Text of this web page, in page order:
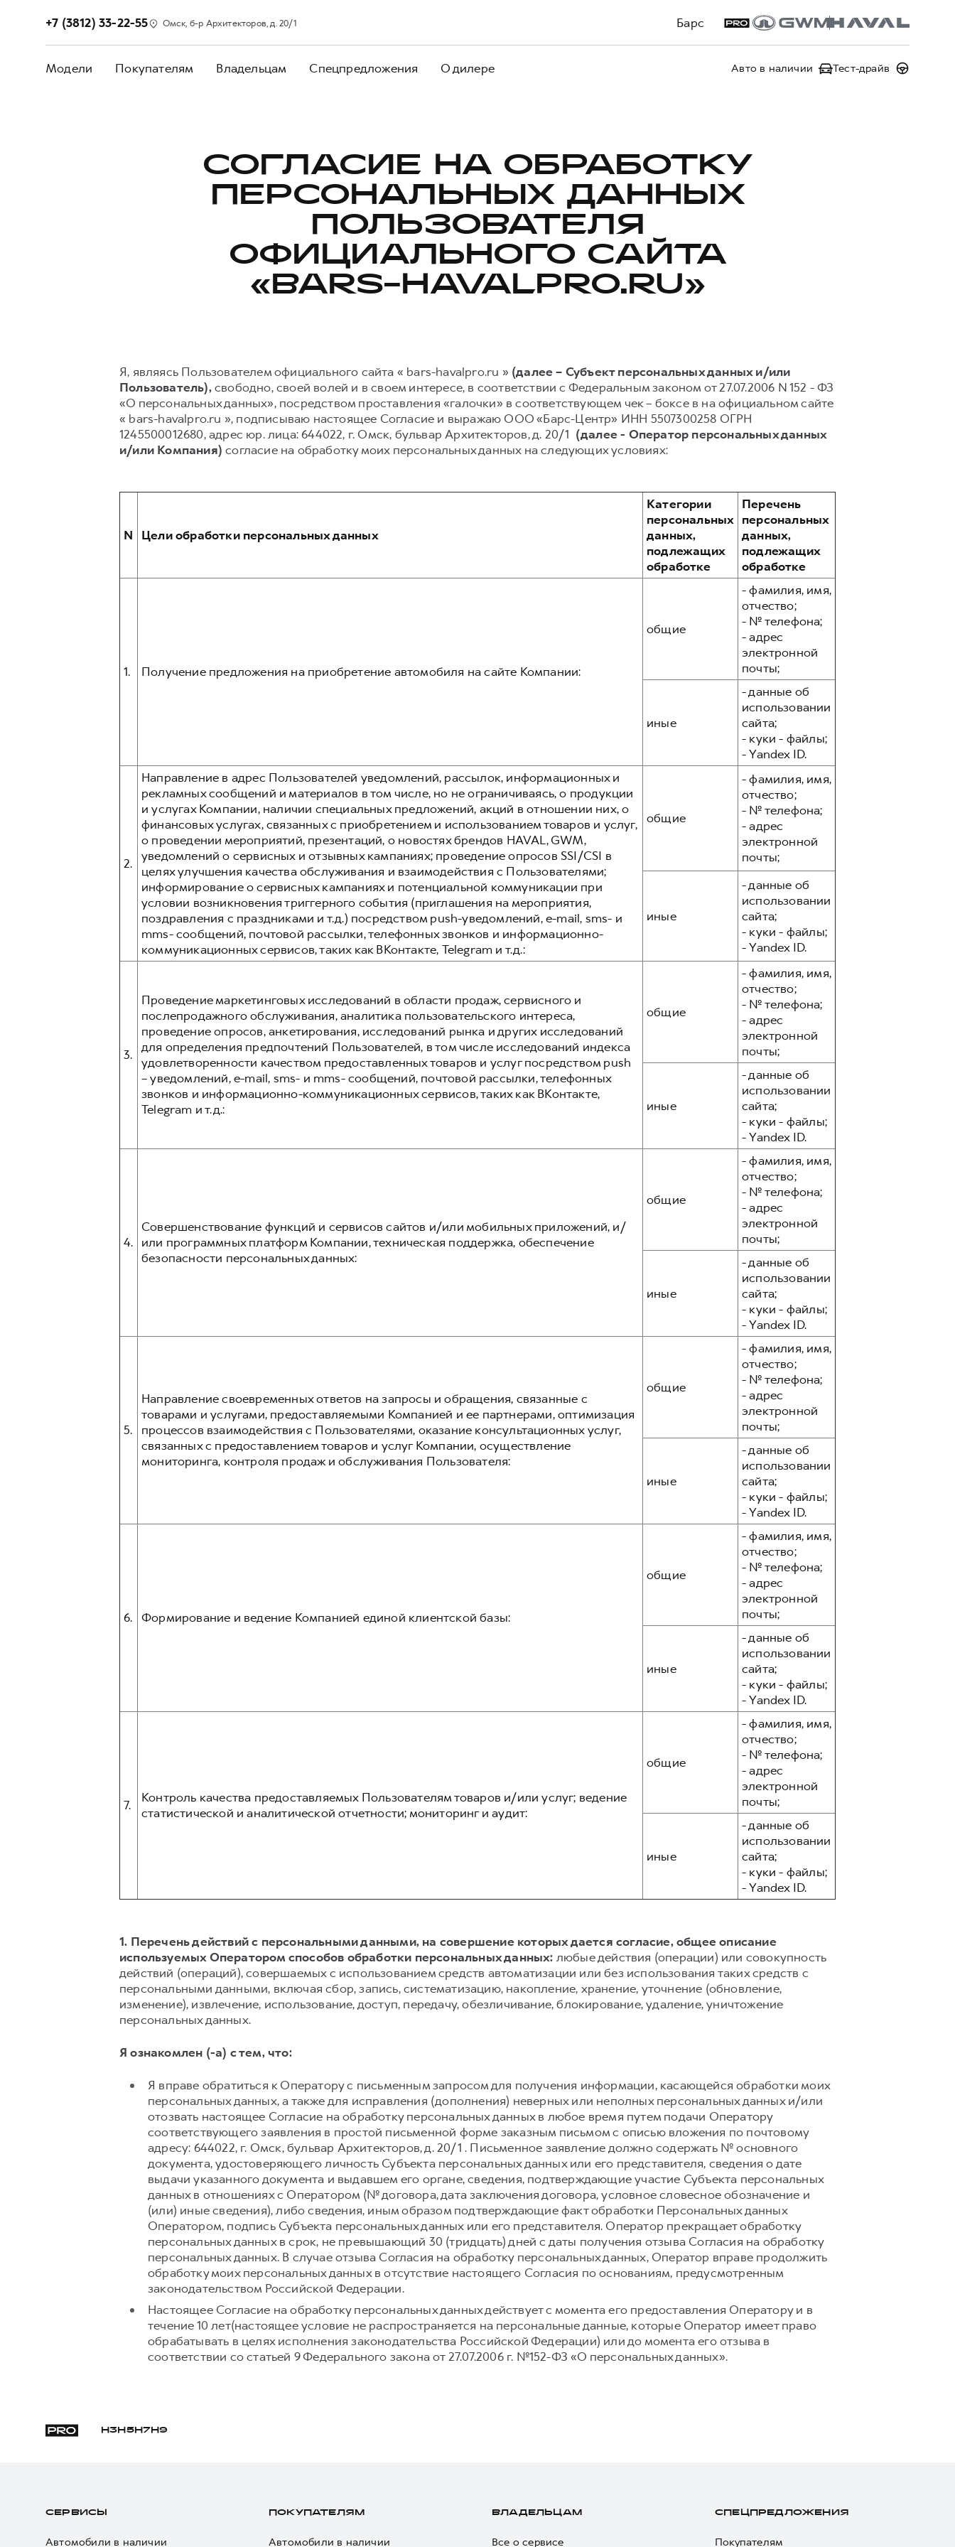
Барс
+7 (3812) 33-22-55 Омск, б-р Архитекторов, д. 20/1
Модели Покупателям Владельцам Спецпредложения О дилере Авто в наличии Тест-драйв
СОГЛАСИЕ НА ОБРАБОТКУ
ПЕРСОНАЛЬНЫХ ДАННЫХ
ПОЛЬЗОВАТЕЛЯ
ОФИЦИАЛЬНОГО САЙТА
«BARS-HAVALPRO.RU»
Я, являясь Пользователем официального сайта « bars-havalpro.ru » (далее – Субъект персональных данных и/или
Пользователь),свободно, своей волей и в своем интересе, в соответствии с Федеральным законом от 27.07.2006 N 152 - ФЗ
«О персональных данных», посредством проставления «галочки» в соответствующем чек – боксе в на официальном сайте
« bars-havalpro.ru », подписываю настоящее Согласие и выражаю ООО «Барс-Центр» ИНН 5507300258 ОГРН
1245500012680, адрес юр. лица: 644022, г. Омск, бульвар Архитекторов, д. 20/1 (далее - Оператор персональных данных
и/или Компания) согласие на обработку моих персональных данных на следующих условиях:
N Цели обработки персональных данных
Категории
персональных
данных,
подлежащих
обработке
Перечень
персональных
данных,
подлежащих
обработке
1. Получение предложения на приобретение автомобиля на сайте Компании:
общие
- фамилия, имя,
отчество;
- № телефона;
- адрес
электронной
почты;
иные
- данные об
использовании
сайта;
- куки - файлы;
- Yandex ID.
2.
Направление в адрес Пользователей уведомлений, рассылок, информационных и
рекламных сообщений и материалов в том числе, но не ограничиваясь, о продукции
и услугах Компании, наличии специальных предложений, акций в отношении них, о
финансовых услугах, связанных с приобретением и использованием товаров и услуг,
о проведении мероприятий, презентаций, о новостях брендов HAVAL, GWM,
уведомлений о сервисных и отзывных кампаниях; проведение опросов SSI/CSI в
целях улучшения качества обслуживания и взаимодействия с Пользователями;
информирование о сервисных кампаниях и потенциальной коммуникации при
условии возникновения триггерного события (приглашения на мероприятия,
поздравления с праздниками и т.д.) посредством push-уведомлений, e-mail, sms- и
mms- сообщений, почтовой рассылки, телефонных звонков и информационно-
коммуникационных сервисов, таких как ВКонтакте, Telegram и т.д.:
общие
- фамилия, имя,
отчество;
- № телефона;
- адрес
электронной
почты;
иные
- данные об
использовании
сайта;
- куки - файлы;
- Yandex ID.
3.
Проведение маркетинговых исследований в области продаж, сервисного и
послепродажного обслуживания, аналитика пользовательского интереса,
проведение опросов, анкетирования, исследований рынка и других исследований
для определения предпочтений Пользователей, в том числе исследований индекса
удовлетворенности качеством предоставленных товаров и услуг посредством push
– уведомлений, e-mail, sms- и mms- сообщений, почтовой рассылки, телефонных
звонков и информационно-коммуникационных сервисов, таких как ВКонтакте,
Telegram и т.д.:
общие
- фамилия, имя,
отчество;
- № телефона;
- адрес
электронной
почты;
иные
- данные об
использовании
сайта;
- куки - файлы;
- Yandex ID.
4.
Совершенствование функций и сервисов сайтов и/или мобильных приложений, и/
или программных платформ Компании, техническая поддержка, обеспечение
безопасности персональных данных:
общие
- фамилия, имя,
отчество;
- № телефона;
- адрес
электронной
почты;
иные
- данные об
использовании
сайта;
- куки - файлы;
- Yandex ID.
5.
Направление своевременных ответов на запросы и обращения, связанные с
товарами и услугами, предоставляемыми Компанией и ее партнерами, оптимизация
процессов взаимодействия с Пользователями, оказание консультационных услуг,
связанных с предоставлением товаров и услуг Компании, осуществление
мониторинга, контроля продаж и обслуживания Пользователя:
общие
- фамилия, имя,
отчество;
- № телефона;
- адрес
электронной
почты;
иные
- данные об
использовании
сайта;
- куки - файлы;
- Yandex ID.
6. Формирование и ведение Компанией единой клиентской базы:
общие
- фамилия, имя,
отчество;
- № телефона;
- адрес
электронной
почты;
иные
- данные об
использовании
сайта;
- куки - файлы;
- Yandex ID.
7.
Контроль качества предоставляемых Пользователям товаров и/или услуг; ведение
статистической и аналитической отчетности; мониторинг и аудит:
общие
- фамилия, имя,
отчество;
- № телефона;
- адрес
электронной
почты;
иные
- данные об
использовании
сайта;
- куки - файлы;
- Yandex ID.
1. Перечень действий с персональными данными, на совершение которых дается согласие, общее описание
используемых Оператором способов обработки персональных данных: любые действия (операции) или совокупность
действий (операций), совершаемых с использованием средств автоматизации или без использования таких средств с
персональными данными, включая сбор, запись, систематизацию, накопление, хранение, уточнение (обновление,
изменение), извлечение, использование, доступ, передачу, обезличивание, блокирование, удаление, уничтожение
персональных данных.
Я ознакомлен (-а) с тем, что:
Я вправе обратиться к Оператору с письменным запросом для получения информации, касающейся обработки моих
персональных данных, а также для исправления (дополнения) неверных или неполных персональных данных и/или
отозвать настоящее Согласие на обработку персональных данных в любое время путем подачи Оператору
соответствующего заявления в простой письменной форме заказным письмом с описью вложения по почтовому
адресу: 644022, г. Омск, бульвар Архитекторов, д. 20/1 . Письменное заявление должно содержать № основного
документа, удостоверяющего личность Субъекта персональных данных или его представителя, сведения о дате
выдачи указанного документа и выдавшем его органе, сведения, подтверждающие участие Субъекта персональных
данных в отношениях с Оператором (№ договора, дата заключения договора, условное словесное обозначение и
(или) иные сведения), либо сведения, иным образом подтверждающие факт обработки Персональных данных
Оператором, подпись Субъекта персональных данных или его представителя. Оператор прекращает обработку
персональных данных в срок, не превышающий 30 (тридцать) дней с даты получения отзыва Согласия на обработку
персональных данных. В случае отзыва Согласия на обработку персональных данных, Оператор вправе продолжить
обработку моих персональных данных в отсутствие настоящего Согласия по основаниям, предусмотренным
законодательством Российской Федерации.
Настоящее Согласие на обработку персональных данных действует с момента его предоставления Оператору и в
течение 10 лет(настоящее условие не распространяется на персональные данные, которые Оператор имеет право
обрабатывать в целях исполнения законодательства Российской Федерации) или до момента его отзыва в
соответствии со статьей 9 Федерального закона от 27.07.2006 г. №152-ФЗ «О персональных данных».
H3 H5H7 H9
СЕРВИСЫ
Автомобили в наличии
ПОКУПАТЕЛЯМ
Автомобили в наличии
ВЛАДЕЛЬЦАМ
Все о сервисе
СПЕЦПРЕДЛОЖЕНИЯ
Покупателям